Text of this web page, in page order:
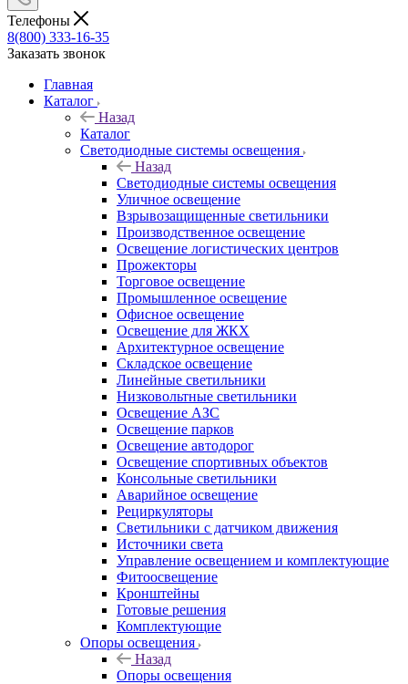
Телефоны
8(800) 333-16-35
Заказать звонок
Главная
Каталог
Назад
Каталог
Светодиодные системы освещения
Назад
Светодиодные системы освещения
Уличное освещение
Взрывозащищенные светильники
Производственное освещение
Освещение логистических центров
Прожекторы
Торговое освещение
Промышленное освещение
Офисное освещение
Освещение для ЖКХ
Архитектурное освещение
Складское освещение
Линейные светильники
Низковольтные светильники
Освещение АЗС
Освещение парков
Освещение автодорог
Освещение спортивных объектов
Консольные светильники
Аварийное освещение
Рециркуляторы
Светильники с датчиком движения
Источники света
Управление освещением и комплектующие
Фитоосвещение
Кронштейны
Готовые решения
Комплектующие
Опоры освещения
Назад
Опоры освещения